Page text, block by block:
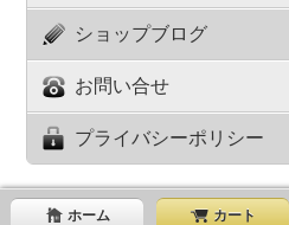
ショップブログ
お問い合せ
プライバシーポリシー
ホーム カート